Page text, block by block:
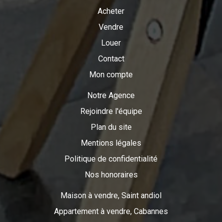
Acheter
Vendre
Louer
Contact
Mon compte
Notre Agence
Rejoindre l'équipe
Plan du site
Mentions légales
Politique de confidentialité
Nos honoraires
Maison à vendre, Saint andiol
Appartement à vendre, Cabannes